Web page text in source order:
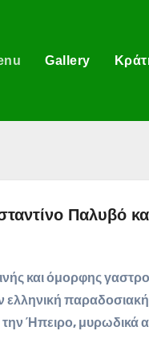
Gallery
Παλυβό
και όμορφης
παραδοσιακή
Ήπειρο, μυρωδικά